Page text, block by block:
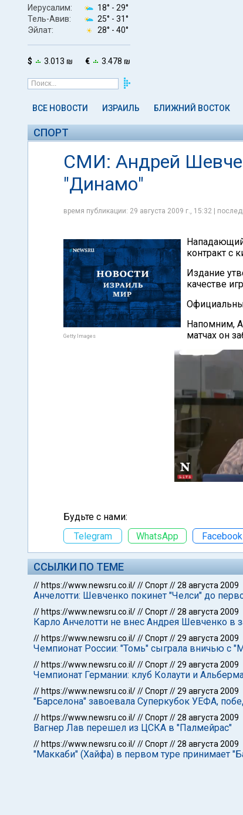
Иерусалим: 18° - 29°
Тель-Авив:
25° - 31°
Эйлат:
28° - 40°
$ 3.013 ₪ € 3.478 ₪
ВСЕ НОВОСТИ ИЗРАИЛЬ БЛИЖНИЙ ВОСТОК
СПОРТ
СМИ: Андрей
"Динамо"
время публикации: 29 августа 2009 г., 15:32 |
Getty Images
контракт с
Издание
качестве
Напомним,
матчах он
Будьте с нами:
Telegram
WhatsApp Facebook
ССЫЛКИ ПО ТЕМЕ
// https://www.newsru.co.il///Спорт//28 августа 2009
Анчелотти: Шевченко покинет "Челси" до
// https://www.newsru.co.il///Спорт//28 августа 2009
Карло Анчелотти не внес Андрея Шевченко в
// https://www.newsru.co.il///Спорт//29 августа 2009
Чемпионат России: "Томь" сыграла вничью с
// https://www.newsru.co.il///Спорт//29 августа 2009
Чемпионат Германии: клуб Колаути и
// https://www.newsru.co.il///Спорт//29 августа 2009
"Барселона" завоевала Суперкубок УЕФА,
// https://www.newsru.co.il///Спорт//28 августа 2009
Вагнер Лав перешел из ЦСКА в "Палмейрас"
// https://www.newsru.co.il///Спорт//28 августа 2009
"Маккаби" (Хайфа) в первом туре принимает